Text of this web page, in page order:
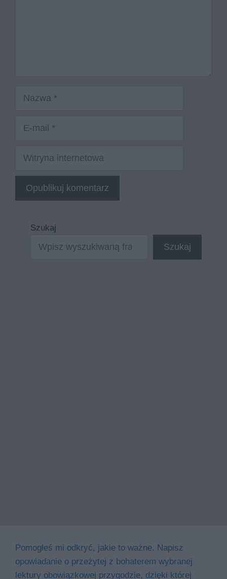
Nazwa
Witryna
Szukaj
Szukaj
Pomogłeś mi odkryć, jakie to ważne. Napisz
opowiadanie o przeżytej z bohaterem wybranej
lektury obowiązkowej przygodzie, dzięki której